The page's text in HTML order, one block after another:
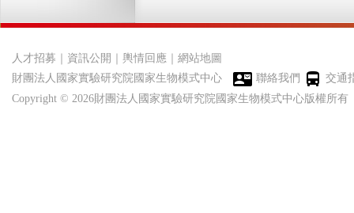
人才招募 資訊公開 輿情回應
網站地圖
財團法人國家實驗研究院國家生物模式中心
聯絡我們
交通
Copyright © 2026財團法人國家實驗研究院國家生物模式中心版權